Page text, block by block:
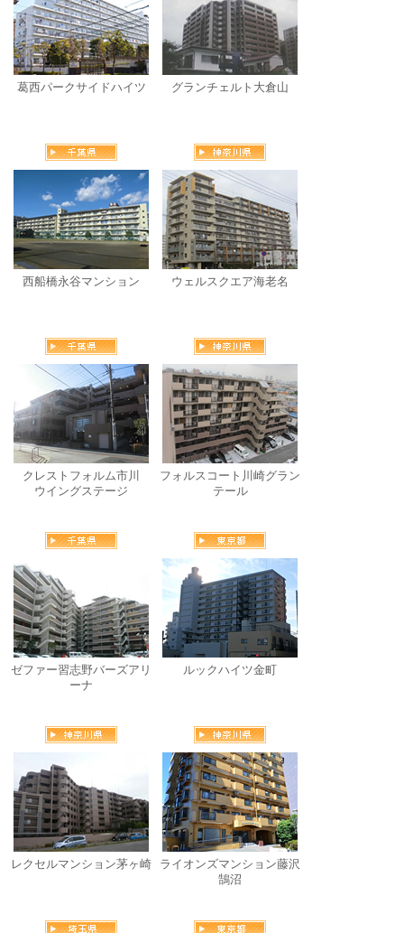
葛西パークサイドハイツ グランチェルト大倉山
西船橋永谷マンション ウェルスクエア海老名
クレストフォルム市川
ウイングステージ
フォルスコート川崎グラン
テール
ゼファー習志野バーズアリ
ーナ
ルックハイツ金町
レクセルマンション茅ヶ崎
ライオンズマンション藤沢
鵠沼